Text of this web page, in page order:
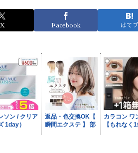
X Facebook はてブ